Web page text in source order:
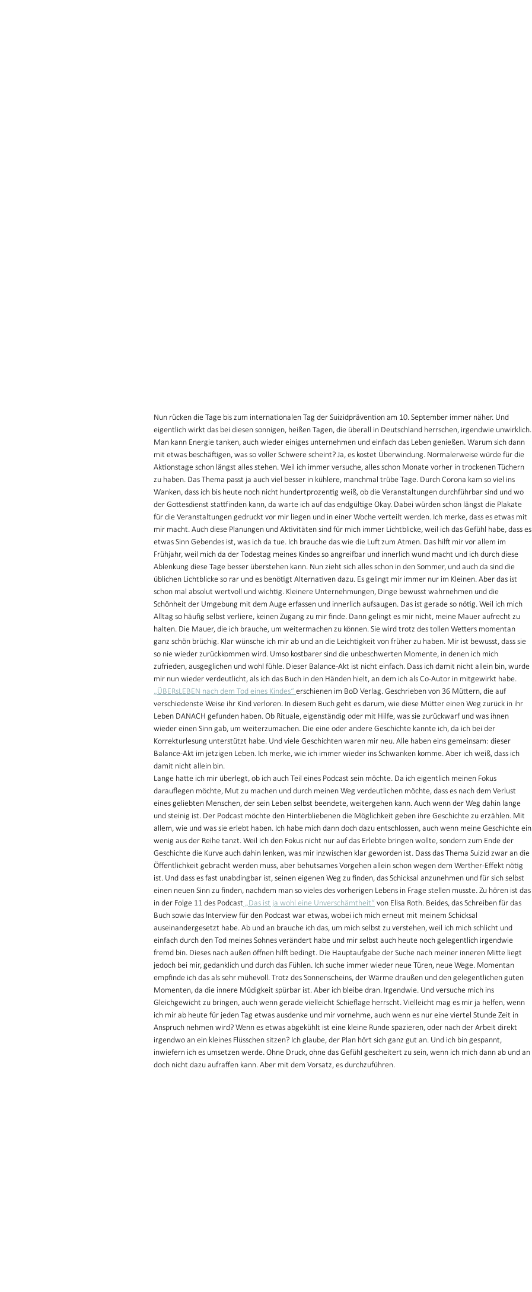
Nun rücken die Tage bis zum internationalen Tag der Suizidprävention am 10. September immer näher. Und
eigentlich wirkt das bei diesen sonnigen, heißen Tagen, die überall in Deutschland herrschen, irgendwie unwirklich.
Man kann Energie tanken, auch wieder einiges unternehmen und einfach das Leben genießen. Warum sich dann
mit etwas beschäftigen, was so voller Schwere scheint? Ja, es kostet Überwindung. Normalerweise würde für die
Aktionstage schon längst alles stehen. Weil ich immer versuche, alles schon Monate vorher in trockenen Tüchern
zu haben. Das Thema passt ja auch viel besser in kühlere, manchmal trübe Tage. Durch Corona kam so viel ins
Wanken, dass ich bis heute noch nicht hundertprozentig weiß, ob die Veranstaltungen durchführbar sind und wo
der Gottesdienst stattfinden kann, da warte ich auf das endgültige Okay. Dabei würden schon längst die Plakate
für die Veranstaltungen gedruckt vor mir liegen und in einer Woche verteilt werden. Ich merke, dass es etwas mit
mir macht. Auch diese Planungen und Aktivitäten sind für mich immer Lichtblicke, weil ich das Gefühl habe, dass es
etwas Sinn Gebendes ist, was ich da tue. Ich brauche das wie die Luft zum Atmen. Das hilft mir vor allem im
Frühjahr, weil mich da der Todestag meines Kindes so angreifbar und innerlich wund macht und ich durch diese
Ablenkung diese Tage besser überstehen kann. Nun zieht sich alles schon in den Sommer, und auch da sind die
üblichen Lichtblicke so rar und es benötigt Alternativen dazu. Es gelingt mir immer nur im Kleinen. Aber das ist
schon mal absolut wertvoll und wichtig. Kleinere Unternehmungen, Dinge bewusst wahrnehmen und die
Schönheit der Umgebung mit dem Auge erfassen und innerlich aufsaugen. Das ist gerade so nötig. Weil ich mich
Alltag so häufig selbst verliere, keinen Zugang zu mir finde. Dann gelingt es mir nicht, meine Mauer aufrecht zu
halten. Die Mauer, die ich brauche, um weitermachen zu können. Sie wird trotz des tollen Wetters momentan
ganz schön brüchig. Klar wünsche ich mir ab und an die Leichtigkeit von früher zu haben. Mir ist bewusst, dass sie
so nie wieder zurückkommen wird. Umso kostbarer sind die unbeschwerten Momente, in denen ich mich
zufrieden, ausgeglichen und wohl fühle. Dieser Balance-Akt ist nicht einfach. Dass ich damit nicht allein bin, wurde
mir nun wieder verdeutlicht, als ich das Buch in den Händen hielt, an dem ich als Co-Autor in mitgewirkt habe.
„ÜBERsLEBEN nach dem Tod eines Kindes“ erschienen im BoD Verlag. Geschrieben von 36 Müttern, die auf
verschiedenste Weise ihr Kind verloren. In diesem Buch geht es darum, wie diese Mütter einen Weg zurück in ihr
Leben DANACH gefunden haben. Ob Rituale, eigenständig oder mit Hilfe, was sie zurückwarf und was ihnen
wieder einen Sinn gab, um weiterzumachen. Die eine oder andere Geschichte kannte ich, da ich bei der
Korrekturlesung unterstützt habe. Und viele Geschichten waren mir neu. Alle haben eins gemeinsam: dieser
Balance-Akt im jetzigen Leben. Ich merke, wie ich immer wieder ins Schwanken komme. Aber ich weiß, dass ich
damit nicht allein bin.
Lange hatte ich mir überlegt, ob ich auch Teil eines Podcast sein möchte. Da ich eigentlich meinen Fokus
darauflegen möchte, Mut zu machen und durch meinen Weg verdeutlichen möchte, dass es nach dem Verlust
eines geliebten Menschen, der sein Leben selbst beendete, weitergehen kann. Auch wenn der Weg dahin lange
und steinig ist. Der Podcast möchte den Hinterbliebenen die Möglichkeit geben ihre Geschichte zu erzählen. Mit
allem, wie und was sie erlebt haben. Ich habe mich dann doch dazu entschlossen, auch wenn meine Geschichte ein
wenig aus der Reihe tanzt. Weil ich den Fokus nicht nur auf das Erlebte bringen wollte, sondern zum Ende der
Geschichte die Kurve auch dahin lenken, was mir inzwischen klar geworden ist. Dass das Thema Suizid zwar an die
Öffentlichkeit gebracht werden muss, aber behutsames Vorgehen allein schon wegen dem Werther-Effekt nötig
ist. Und dass es fast unabdingbar ist, seinen eigenen Weg zu finden, das Schicksal anzunehmen und für sich selbst
einen neuen Sinn zu finden, nachdem man so vieles des vorherigen Lebens in Frage stellen musste. Zu hören ist das
in der Folge 11 des Podcast „Das ist ja wohl eine Unverschämtheit“ von Elisa Roth. Beides, das Schreiben für das
Buch sowie das Interview für den Podcast war etwas, wobei ich mich erneut mit meinem Schicksal
auseinandergesetzt habe. Ab und an brauche ich das, um mich selbst zu verstehen, weil ich mich schlicht und
einfach durch den Tod meines Sohnes verändert habe und mir selbst auch heute noch gelegentlich irgendwie
fremd bin. Dieses nach außen öffnen hilft bedingt. Die Hauptaufgabe der Suche nach meiner inneren Mitte liegt
jedoch bei mir, gedanklich und durch das Fühlen. Ich suche immer wieder neue Türen, neue Wege. Momentan
empfinde ich das als sehr mühevoll. Trotz des Sonnenscheins, der Wärme draußen und den gelegentlichen guten
Momenten, da die innere Müdigkeit spürbar ist. Aber ich bleibe dran. Irgendwie. Und versuche mich ins
Gleichgewicht zu bringen, auch wenn gerade vielleicht Schieflage herrscht. Vielleicht mag es mir ja helfen, wenn
ich mir ab heute für jeden Tag etwas ausdenke und mir vornehme, auch wenn es nur eine viertel Stunde Zeit in
Anspruch nehmen wird? Wenn es etwas abgekühlt ist eine kleine Runde spazieren, oder nach der Arbeit direkt
irgendwo an ein kleines Flüsschen sitzen? Ich glaube, der Plan hört sich ganz gut an. Und ich bin gespannt,
inwiefern ich es umsetzen werde. Ohne Druck, ohne das Gefühl gescheitert zu sein, wenn ich mich dann ab und an
doch nicht dazu aufraffen kann. Aber mit dem Vorsatz, es durchzuführen.